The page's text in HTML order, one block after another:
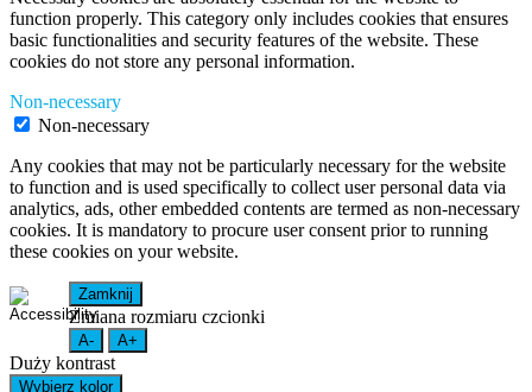
function properly. This category only includes cookies that ensures
basic functionalities and security features of the website. These
cookies do not store any personal information.
Non-necessary
Non-necessary
Any cookies that may not be particularly necessary for the website
to function and is used specifically to collect user personal data via
analytics, ads, other embedded contents are termed as non-necessary
cookies. It is mandatory to procure user consent prior to running
these cookies on your website.
Zamknij
Zmiana rozmiaru czcionki
A- A+
Duży kontrast
Wybierz kolor